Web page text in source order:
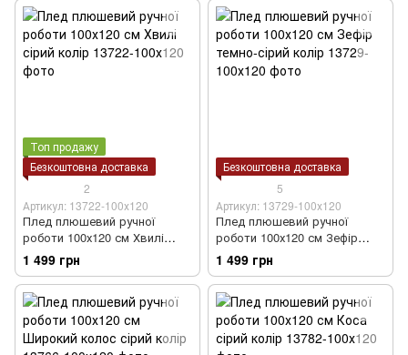
Топ продажу
Безкоштовна доставка
2
Артикул: 13722-100х120
Плед плюшевий ручної
роботи 100х120 см Хвилі
сірий колір
1 499 грн
Безкоштовна доставка
5
Артикул: 13729-100х120
Плед плюшевий ручної
роботи 100х120 см Зефір
темно-сірий колір
1 499 грн